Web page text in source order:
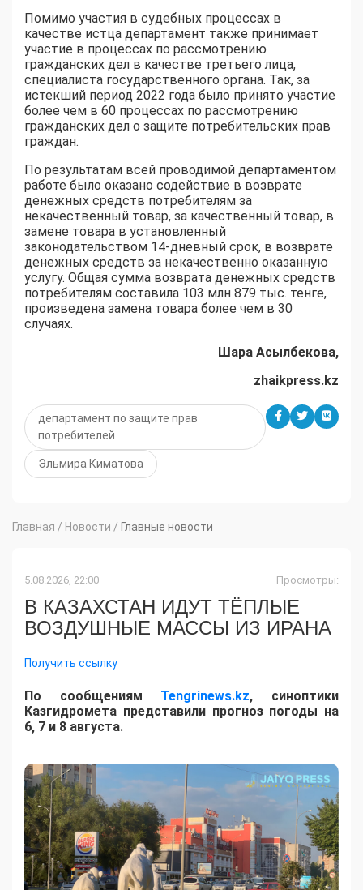
Помимо участия в судебных процессах в
качестве истца департамент также принимает
участие в процессах по рассмотрению
гражданских дел в качестве третьего лица,
специалиста государственного органа. Так, за
истекший период 2022 года было принято участие
более чем в 60 процессах по рассмотрению
гражданских дел о защите потребительских прав
граждан.
По результатам всей проводимой департаментом
работе было оказано содействие в возврате
денежных средств потребителям за
некачественный товар, за качественный товар, в
замене товара в установленный
законодательством 14-дневный срок, в возврате
денежных средств за некачественно оказанную
услугу. Общая сумма возврата денежных средств
потребителям составила 103 млн 879 тыс. тенге,
произведена замена товара более чем в 30
случаях.
Шара Асылбекова,
zhaikpress.kz
департамент по защите прав
потребителей
Эльмира Киматова
Главная / Новости / Главные новости
5.08.2026, 22:00 Просмотры:
В КАЗАХСТАН ИДУТ ТЁПЛЫЕ
ВОЗДУШНЫЕ МАССЫ ИЗ ИРАНА
Получить ссылку
По сообщениям Tengrinews.kz, синоптики
Казгидромета представили прогноз погоды на
6, 7 и 8 августа.